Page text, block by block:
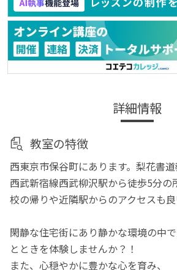
詳細情報
教室の特徴
西東京市保谷町にあります。梨花書道
西武新宿線西武柳沢駅から徒歩5分の
校の帰りや近隣駅からのアクセスも良
閑静な住宅街にあり静かな環境の中
とときを体験しませんか？！
また、心穏やかに豊かな心を育み、